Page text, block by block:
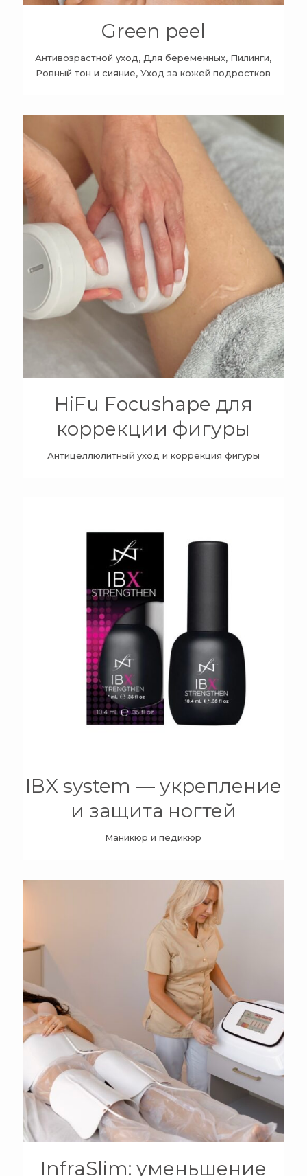
Green peel
Антивозрастной уход, Для беременных, Пилинги,
Ровный тон и сияние, Уход за кожей подростков
+
HiFu Focushape для
коррекции фигуры
Антицеллюлитный уход и коррекция фигуры
+
IBX system — укрепление
и защита ногтей
Маникюр и педикюр
+
InfraSlim: уменьшение